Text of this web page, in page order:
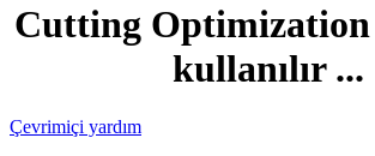
Cutting Optimization
kullanılır ...
Çevrimiçi yardım